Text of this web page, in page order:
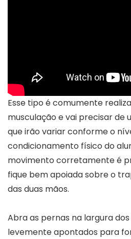
Esse tipo é comumente
musculação e vai precisar de
que irão variar conforme o
condicionamento físico do
movimento corretamente é
fique bem apoiada sobre o
das duas mãos.
Abra as pernas na largura
levemente apontados para